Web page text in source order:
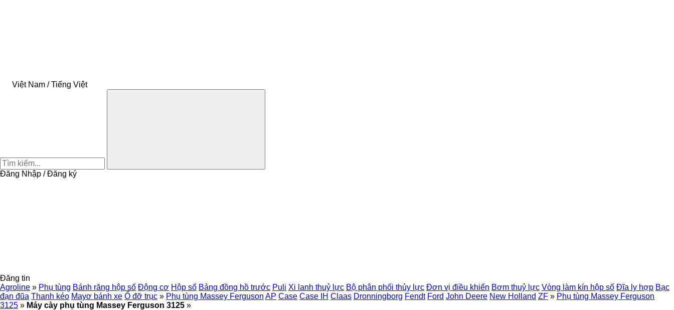
Việt Nam / Tiếng Việt
Đăng Nhập / Đăng ký
Đăng tin
Agroline » Phụ tùng Bánh răng hộp số Động cơ Hộp số Bảng đồng hồ trước Puli Xi lanh thuỷ lực Bộ phân phối thủy lực Đơn vị điều khiển Bơm thuỷ lực Vòng làm kín hộp số Đĩa ly hợp Bạc
đạn đũa Thanh kéo Mayơ bánh xe Ổ đỡ trục » Phụ tùng Massey Ferguson AP Case Case IH Claas Dronningborg Fendt Ford John Deere New Holland ZF » Phụ tùng Massey Ferguson
3125 » Máy cày phụ tùng Massey Ferguson 3125 »